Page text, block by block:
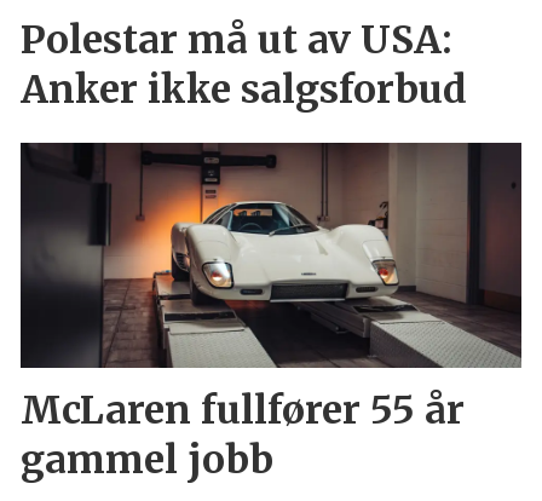
Polestar må ut av USA:
Anker ikke salgsforbud
McLaren fullfører 55 år
gammel jobb